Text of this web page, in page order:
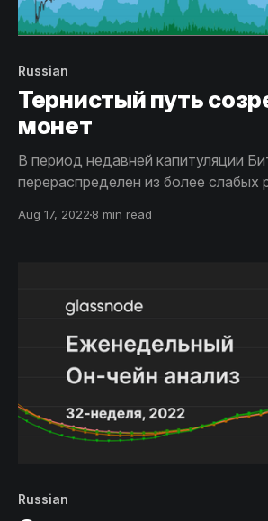
Russian
Тернистый путь
монет
В период недавней капитуляции
перераспределен из более слабых
уровнях цены. В этом выпуске мы
Aug 17, 2022 8 min read
Russian